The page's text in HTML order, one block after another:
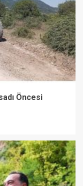
Öncesi